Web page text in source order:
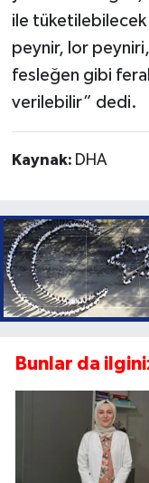
ile
peynir, lor
fesleğen gibi
verilebilir” dedi.
Kaynak: DHA
Bunlar da